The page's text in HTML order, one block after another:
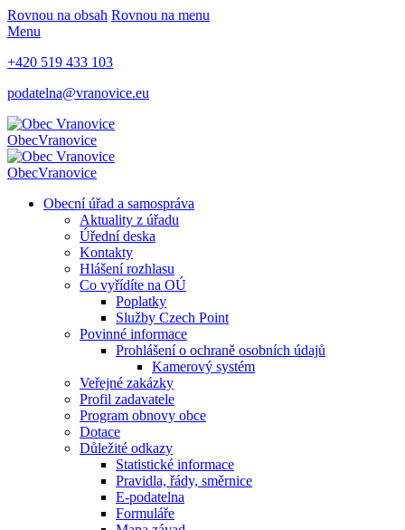
Rovnou na obsah Rovnou na menu
Menu
+420 519 433 103
podatelna@vranovice.eu
ObecVranovice
ObecVranovice
Obecní úřad a samospráva
Aktuality z úřadu
Úřední deska
Kontakty
Hlášení rozhlasu
Co vyřídíte na OÚ
Poplatky
Služby Czech Point
Povinné informace
Prohlášení o ochraně osobních údajů
Kamerový systém
Veřejné zakázky
Profil zadavatele
Program obnovy obce
Dotace
Důležité odkazy
Statistické informace
Pravidla, řády, směrnice
E-podatelna
Formuláře